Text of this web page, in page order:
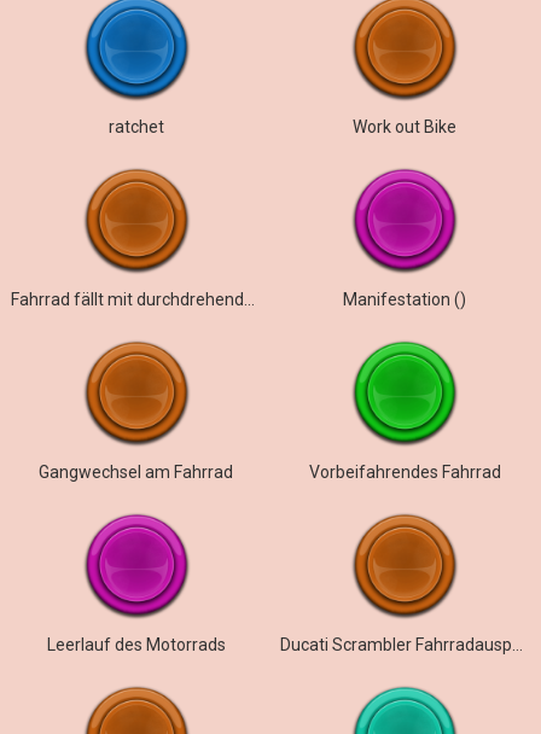
ratchet Work out Bike
Manifestation ()
Gangwechsel am Fahrrad Vorbeifahrendes Fahrrad
Leerlauf des Motorrads